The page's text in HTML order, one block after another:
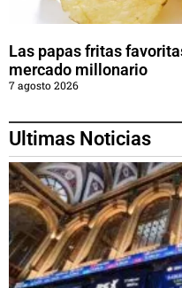
Las papas fritas
mercado millonario
7 agosto 2026
Ultimas Noticias